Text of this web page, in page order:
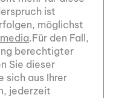
ist
möglichst
.Für den Fall,
berechtigter
Sie dieser
sich aus Ihrer
jederzeit